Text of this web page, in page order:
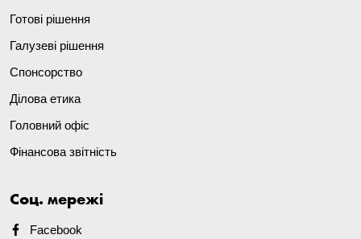
Готові рішення
Галузеві рішення
Спонсорство
Ділова етика
Головний офіс
Фінансова звітність
Соц. мережі
Facebook